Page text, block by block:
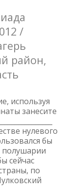
/
район,
используя
занесите
нулевого
бы
полушарии
сейчас
по